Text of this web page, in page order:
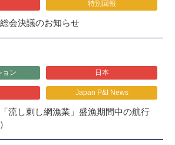
特別回報
会決議のお知らせ
ョン 日本
Japan P&I News
流し刺し網漁業」盛漁期間中の航行